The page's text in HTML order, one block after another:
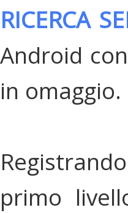
RICERCA
Android
in omaggio.
primo